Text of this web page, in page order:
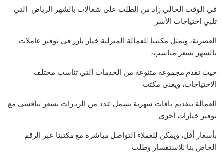
في الوقت الحالي زاد من الطلب على شغالات بالشهر الرياض التي
تلبي احتياجات الأسر
العصرية، ويمثل مكتبنا للعمالة المنزلية خيار بارز في توفير عاملات
بالشهر بسعر مناسب،
حيث نقدم مجموعة متنوعة من الخدمات التي تناسب مختلف
الاحتياجات، ويعنى مكتب
العمالة بتقديم باقات شهرية تشمل عدد من الزيارات بسعر تنافسي مع
توفير خيارات أخرى
بأسعار أقل، ويمكن للعملاء التواصل مباشرة مع مكتبنا عبر الرقم
الخاص بنا للاستفسار وطلب